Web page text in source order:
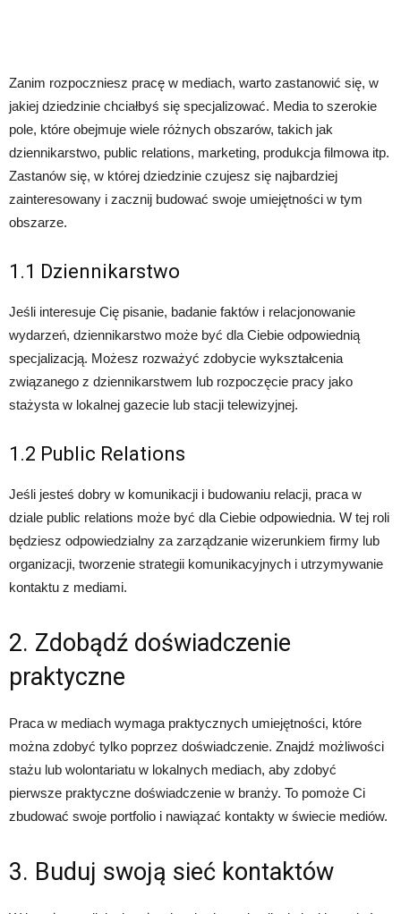
Zanim rozpoczniesz pracę w mediach, warto zastanowić się, w
jakiej dziedzinie chciałbyś się specjalizować. Media to szerokie
pole, które obejmuje wiele różnych obszarów, takich jak
dziennikarstwo, public relations, marketing, produkcja filmowa itp.
Zastanów się, w której dziedzinie czujesz się najbardziej
zainteresowany i zacznij budować swoje umiejętności w tym
obszarze.
1.1 Dziennikarstwo
Jeśli interesuje Cię pisanie, badanie faktów i relacjonowanie
wydarzeń, dziennikarstwo może być dla Ciebie odpowiednią
specjalizacją. Możesz rozważyć zdobycie wykształcenia
związanego z dziennikarstwem lub rozpoczęcie pracy jako
stażysta w lokalnej gazecie lub stacji telewizyjnej.
1.2 Public Relations
Jeśli jesteś dobry w komunikacji i budowaniu relacji, praca w
dziale public relations może być dla Ciebie odpowiednia. W tej roli
będziesz odpowiedzialny za zarządzanie wizerunkiem firmy lub
organizacji, tworzenie strategii komunikacyjnych i utrzymywanie
kontaktu z mediami.
2. Zdobądź doświadczenie
praktyczne
Praca w mediach wymaga praktycznych umiejętności, które
można zdobyć tylko poprzez doświadczenie. Znajdź możliwości
stażu lub wolontariatu w lokalnych mediach, aby zdobyć
pierwsze praktyczne doświadczenie w branży. To pomoże Ci
zbudować swoje portfolio i nawiązać kontakty w świecie mediów.
3. Buduj swoją sieć kontaktów